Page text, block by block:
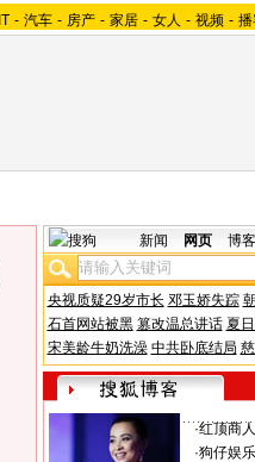
IT - 汽车 - 房产 - 家居 - 女人 - 视频 -
新闻 网页 博客
央视质疑29岁市长 邓玉娇失踪
石首网站被黑 篡改温总讲话 夏
宋美龄牛奶洗澡 中共卧底结局
·红顶商人
·狗仔娱乐